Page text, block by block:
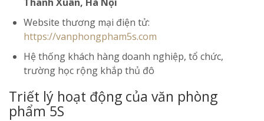
Website thương mại điện tử:
https://vanphongpham5s.com
Hệ thống khách hàng doanh nghiệp, tổ chức,
trường học rộng khắp thủ đô
Triết lý hoạt động của văn phòng
phẩm 5S